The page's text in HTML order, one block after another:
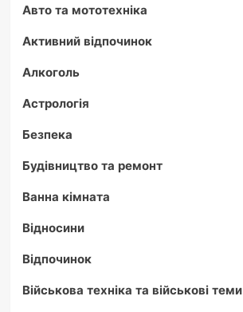
Авто та мототехніка
Активний відпочинок
Алкоголь
Астрологія
Безпека
Будівництво та ремонт
Ванна кімната
Відносини
Відпочинок
Військова техніка та військові теми